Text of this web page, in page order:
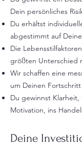
Dein persönliches
Du erhältst
abgestimmt auf
Die
größten Unterschied
Wir schaffen eine
um Deinen
Du gewinnst
Motivation, ins
Deine